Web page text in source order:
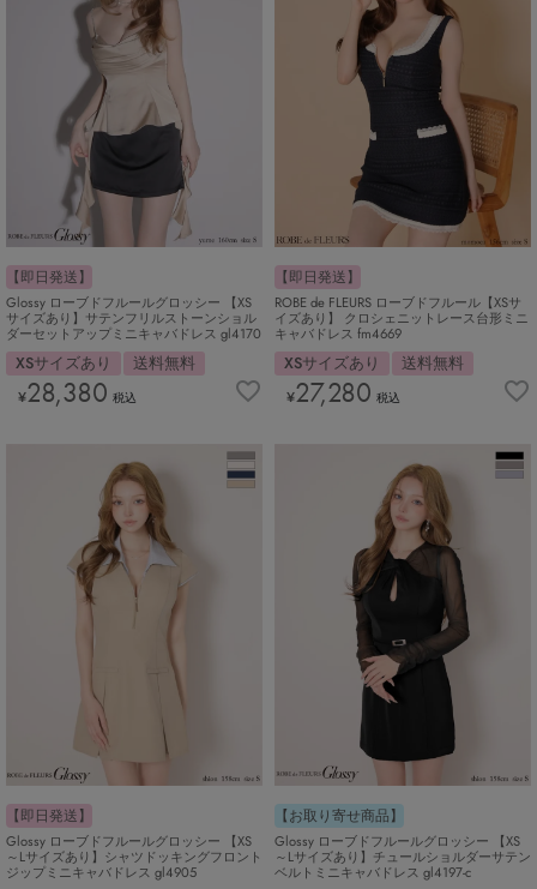
【即日発送】
Glossy ローブドフルールグロッシー 【XS
サイズあり】サテンフリルストーンショル
ダーセットアップミニキャバドレス gl4170
XSサイズあり 送料無料
¥28,380 税込
【即日発送】
ROBE de FLEURS ローブドフルール【XSサ
イズあり】 クロシェニットレース台形ミニ
キャバドレス fm4669
XSサイズあり 送料無料
¥27,280 税込
【即日発送】
Glossy ローブドフルールグロッシー 【XS
～Lサイズあり】シャツドッキングフロント
ジップミニキャバドレス gl4905
【お取り寄せ商品】
Glossy ローブドフルールグロッシー 【XS
～Lサイズあり】チュールショルダーサテン
ベルトミニキャバドレス gl4197-c